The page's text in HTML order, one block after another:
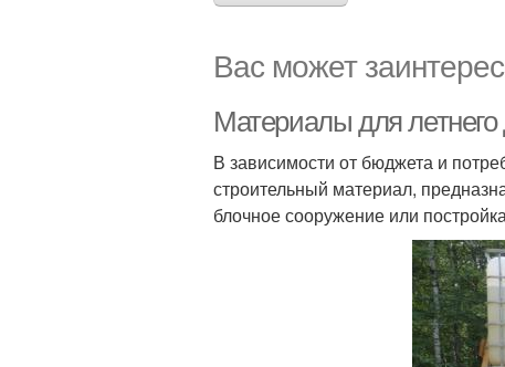
Вас может
Материалы для
В зависимости от бюджета и
строительный материал,
блочное сооружение или